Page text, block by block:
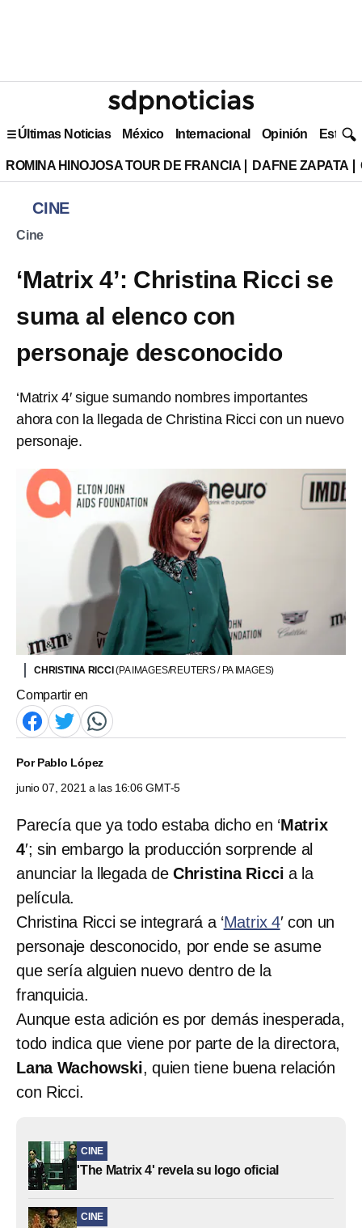
Últimas Noticias México Internacional Opinión Estilo
ROMINA HINOJOSA TOUR DE FRANCIA DAFNE ZAPATA
CINE
Cine
‘Matrix 4’: Christina Ricci se
suma al elenco con
personaje desconocido
‘Matrix 4′ sigue sumando nombres importantes
ahora con la llegada de Christina Ricci con un nuevo
personaje.
CHRISTINA RICCI (PA IMAGES/REUTERS / PA IMAGES)
Compartir en
PorPablo López
junio 07, 2021 a las 16:06 GMT-5
Parecía que ya todo estaba dicho en ‘Matrix
4′; sin embargo la producción sorprende al
anunciar la llegada de Christina Ricci a la
película.
Christina Ricci se integrará a ‘Matrix 4′ con un
personaje desconocido, por ende se asume
que sería alguien nuevo dentro de la
franquicia.
Aunque esta adición es por demás inesperada,
todo indica que viene por parte de la directora,
Lana Wachowski, quien tiene buena relación
con Ricci.
CINE
'The Matrix 4' revela su logo oficial
CINE